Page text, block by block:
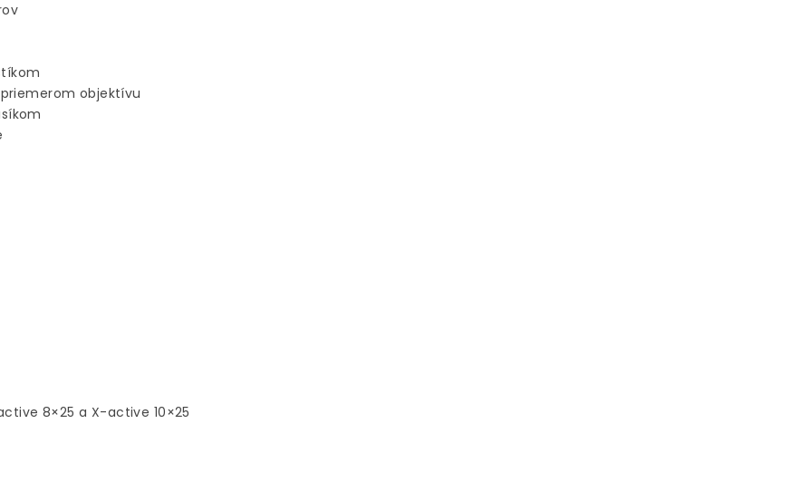
objektívu
8×25 a X-active 10×25